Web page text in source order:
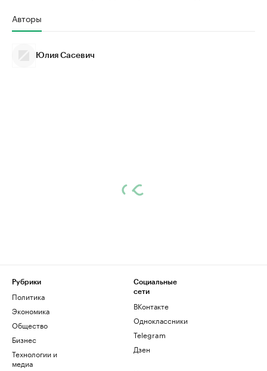
Авторы
Юлия Сасевич
Рубрики
Политика
Экономика
Общество
Бизнес
Технологии и
медиа
Социальные
сети
ВКонтакте
Одноклассники
Telegram
Дзен